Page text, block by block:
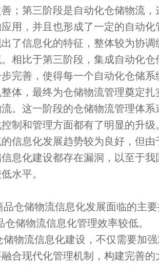
；第三阶段是自动化仓储物流
用，并且也形成了一定的自动
了信息化的特征，整体较为协
相比于第三阶段，集成自动化
完善，使得每一个自动化仓储
体，最终为仓储物流管理奠定
。这一阶段的仓储物流管理体
制和管理方面都有了明显的升
信息化发展趋势较为良好，但
息化建设都存在漏洞，以至于
水平。
品仓储物流信息化发展面临的主
仓储物流信息化管理效率较低。
储物流信息化建设，不仅需要加
合现代化管理机制，构建完善